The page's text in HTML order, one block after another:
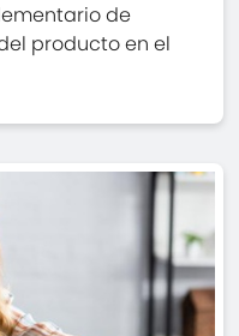
de
producto en el